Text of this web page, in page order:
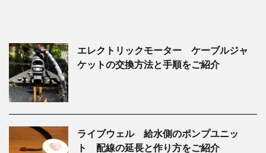
エレクトリックモーター ケーブルジャ
ケットの交換方法と手順をご紹介
ライブウェル 給水側のポンプユニッ
ト 配線の延長と作り方をご紹介